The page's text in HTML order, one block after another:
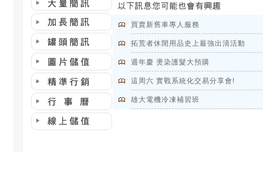
買賣新舊車專人服務
拓荒者休閒用品史上最強出清活動
週年慶 燙染護髮大預購
這周六 實戰系統化交易分享會!
雄大電機冷凍補習班